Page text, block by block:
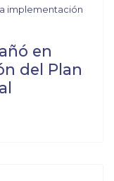
en
del Plan